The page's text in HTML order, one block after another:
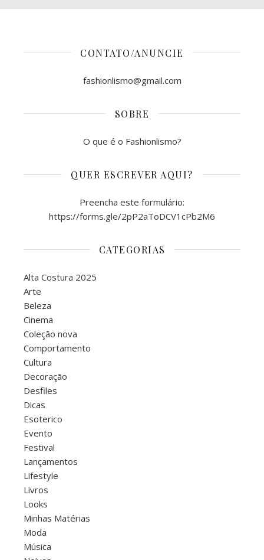
CONTATO/ANUNCIE
fashionlismo@gmail.com
SOBRE
O que é o Fashionlismo?
QUER ESCREVER AQUI?
Preencha este formulário:
https://forms.gle/2pP2aToDCV1cPb2M6
CATEGORIAS
Alta Costura 2025
Arte
Beleza
Cinema
Coleção nova
Comportamento
Cultura
Decoração
Desfiles
Dicas
Esoterico
Evento
Festival
Lançamentos
Lifestyle
Livros
Looks
Minhas Matérias
Moda
Música